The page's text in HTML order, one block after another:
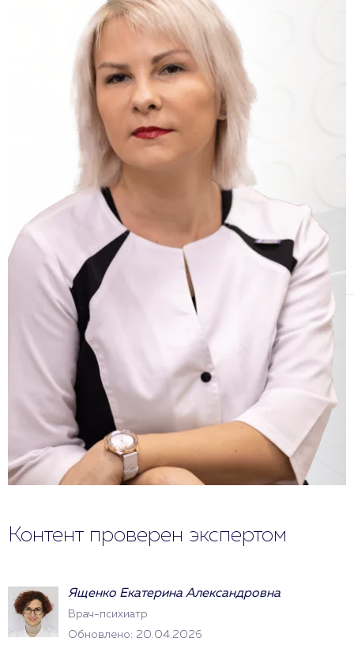
Контент проверен экспертом
Ященко Екатерина Александровна
Врач-психиатр
Обновлено: 20.04.2026